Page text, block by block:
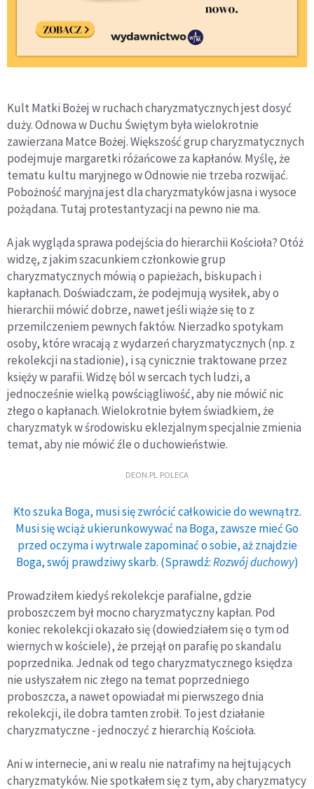
Kult Matki Bożej w ruchach charyzmatycznych jest dosyć
duży. Odnowa w Duchu Świętym była wielokrotnie
zawierzana Matce Bożej. Większość grup charyzmatycznych
podejmuje margaretki różańcowe za kapłanów. Myślę, że
tematu kultu maryjnego w Odnowie nie trzeba rozwijać.
Pobożność maryjna jest dla charyzmatyków jasna i wysoce
pożądana. Tutaj protestantyzacji na pewno nie ma.
A jak wygląda sprawa podejścia do hierarchii Kościoła? Otóż
widzę, z jakim szacunkiem członkowie grup
charyzmatycznych mówią o papieżach, biskupach i
kapłanach. Doświadczam, że podejmują wysiłek, aby o
hierarchii mówić dobrze, nawet jeśli wiąże się to z
przemilczeniem pewnych faktów. Nierzadko spotykam
osoby, które wracają z wydarzeń charyzmatycznych (np. z
rekolekcji na stadionie), i są cynicznie traktowane przez
księży w parafii. Widzę ból w sercach tych ludzi, a
jednocześnie wielką powściągliwość, aby nie mówić nic
złego o kapłanach. Wielokrotnie byłem świadkiem, że
charyzmatyk w środowisku eklezjalnym specjalnie zmienia
temat, aby nie mówić źle o duchowieństwie.
DEON.PL POLECA
Kto szuka Boga, musi się zwrócić całkowicie do wewnątrz.
Musi się wciąż ukierunkowywać na Boga, zawsze mieć Go
przed oczyma i wytrwale zapominać o sobie, aż znajdzie
Boga, swój prawdziwy skarb. (Sprawdź:Rozwój duchowy)
Prowadziłem kiedyś rekolekcje parafialne, gdzie
proboszczem był mocno charyzmatyczny kapłan. Pod
koniec rekolekcji okazało się (dowiedziałem się o tym od
wiernych w kościele), że przejął on parafię po skandalu
poprzednika. Jednak od tego charyzmatycznego księdza
nie usłyszałem nic złego na temat poprzedniego
proboszcza, a nawet opowiadał mi pierwszego dnia
rekolekcji, ile dobra tamten zrobił. To jest działanie
charyzmatyczne - jednoczyć z hierarchią Kościoła.
Ani w internecie, ani w realu nie natrafimy na hejtujących
charyzmatyków. Nie spotkałem się z tym, aby charyzmatycy